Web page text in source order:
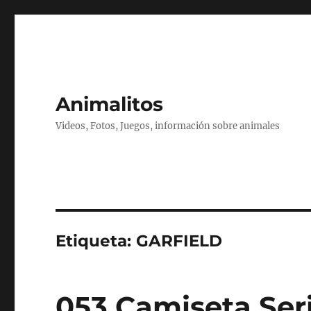
Animalitos
Videos, Fotos, Juegos, información sobre animales
Etiqueta: GARFIELD